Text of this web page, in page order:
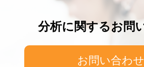
分析に関するお問
お問い合わせ